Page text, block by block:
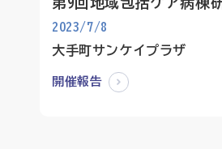
2023/7/8
大手町サンケイプラザ
開催報告